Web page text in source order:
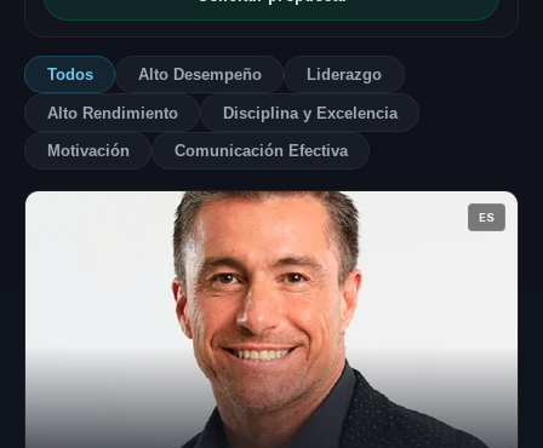
Todos Alto Desempeño Liderazgo
Alto Rendimiento Disciplina y Excelencia
Motivación Comunicación Efectiva
ES